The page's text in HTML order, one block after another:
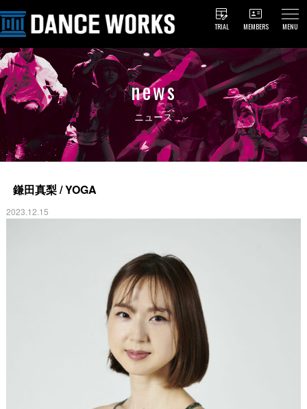
TRIAL MEMBERS MENU
news
ニュース
鎌田真梨 / YOGA
2023.12.15